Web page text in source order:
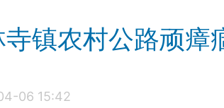
镇农村公路顽
06 15:42